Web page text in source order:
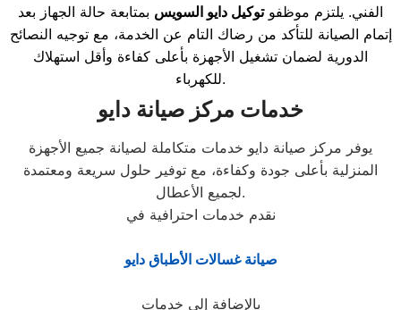
الفني. يلتزم موظفوتوكيل دايو السويس بمتابعة حالة الجهاز بعد
إتمام الصيانة للتأكد من رضاك التام عن الخدمة، مع توجيه النصائح
الدورية لضمان تشغيل الأجهزة بأعلى كفاءة وأقل استهلاك
للكهرباء.
خدمات مركز صيانة دايو
يوفر مركز صيانة دايو خدمات متكاملة لصيانة جميع الأجهزة
المنزلية بأعلى جودة وكفاءة، مع توفير حلول سريعة ومعتمدة
لجميع الأعطال.
نقدم خدمات احترافية في
صيانة غسالات الأطباق دايو
بالإضافة إلى خدمات